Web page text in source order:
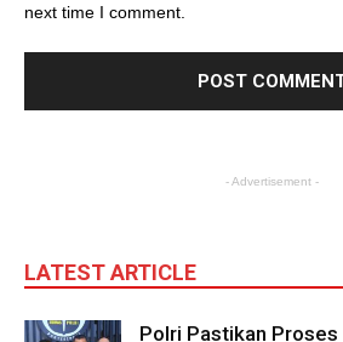
next time I comment.
- Advertisement -
LATEST ARTICLE
Polri Pastikan